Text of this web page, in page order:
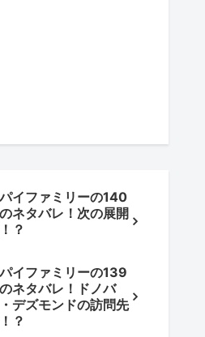
イファミリーの140
ネタバレ！次の展開
？
イファミリーの139
ネタバレ！ドノバ
デズモンドの訪問先
？